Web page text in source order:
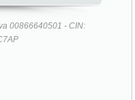
00866640501 - CIN: